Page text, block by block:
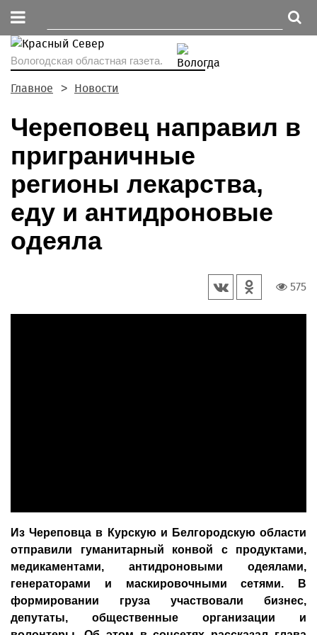
Вологодская областная газета.
Главное Новости
Череповец направил в
приграничные
регионы лекарства,
еду и антидроновые
одеяла
575
Из Череповца в Курскую и Белгородскую области
отправили гуманитарный конвой с продуктами,
медикаментами, антидроновыми одеялами,
генераторами и маскировочными сетями. В
формировании груза участвовали бизнес,
депутаты, общественные организации и